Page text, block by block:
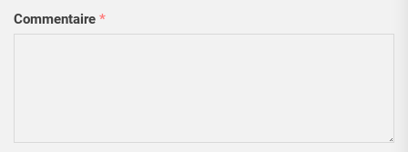
Commentaire *